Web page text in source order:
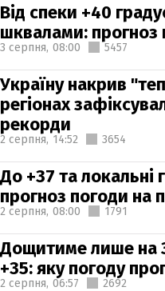
Від спеки +40
шквалами: прогноз
3 серпня, 08:00 5457
Україну накрив
регіонах
рекорди
2 серпня, 14:52 3654
До +37 та локальні
прогноз погоди на
2 серпня, 08:00 1791
Дощитиме лише на
+35: яку погоду
2 серпня, 06:57 2692